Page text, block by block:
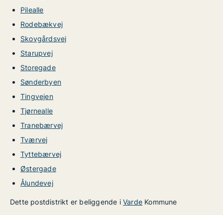
Pilealle
Rodebækvej
Skovgårdsvej
Starupvej
Storegade
Sønderbyen
Tingvejen
Tjørnealle
Tranebærvej
Tværvej
Tyttebærvej
Østergade
Ålundevej
Dette postdistrikt er beliggende i Varde Kommune